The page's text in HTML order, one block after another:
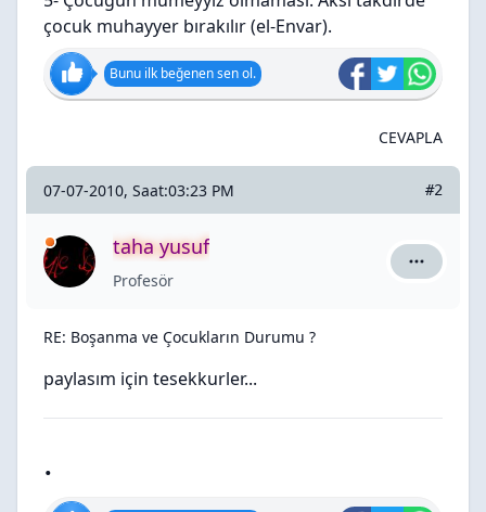
çocuk muhayyer bırakılır (el-Envar).
Bunu ilk beğenen sen ol.
CEVAPLA
07-07-2010, Saat:03:23 PM #2
taha yusuf
Profesör taha
RE: Boşanma ve Çocukların Durumu ?
paylasım için tesekkurler...
.